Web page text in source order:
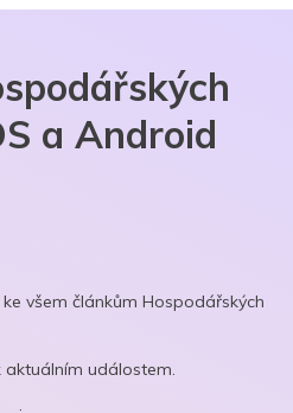
a Android
všem článkům Hospodářských
událostem.